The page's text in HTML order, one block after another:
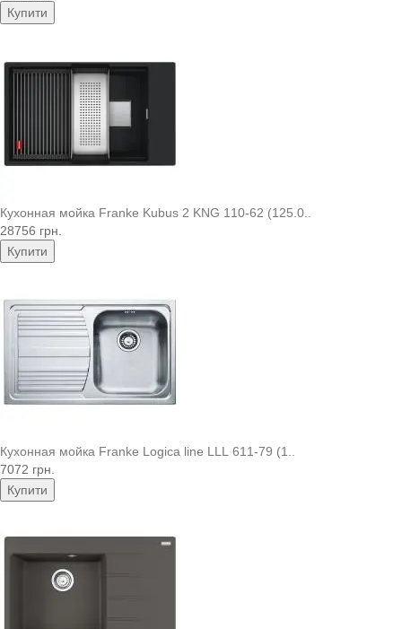
Купити
Кухонная мойка Franke Kubus 2 KNG 110-62 (125.0..
28756 грн.
Купити
Кухонная мойка Franke Logica line LLL 611-79 (1..
7072 грн.
Купити